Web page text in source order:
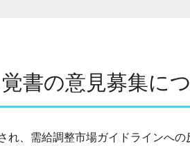
書の意見募集に
れ、需給調整市場ガイドラインへの